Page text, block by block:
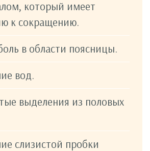
который имеет
к сокращению.
в области поясницы.
вод.
выделения из половых
слизистой пробки